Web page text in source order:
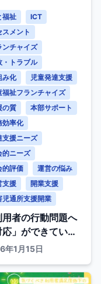
福祉
ICT
スメント
ンチャイズ
・トラブル
み化
児童発達支援
福祉フランチャイズ
の質
本部サポート
効率化
支援ニーズ
的ニーズ
的評価
運営の悩み
支援
開業支援
児通所支援開業
用者の行動問題へ
」ができていな
設の陥穽
年1月15日